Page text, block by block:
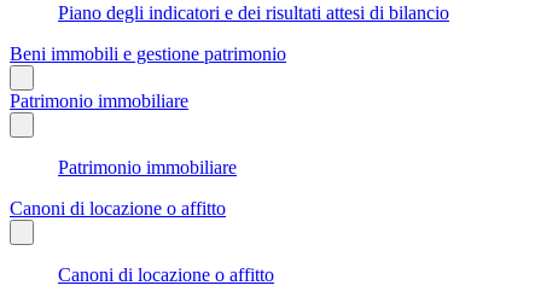
Piano degli indicatori e dei risultati attesi di bilancio
Beni immobili e gestione patrimonio
Patrimonio immobiliare
Patrimonio immobiliare
Canoni di locazione o affitto
Canoni di locazione o affitto